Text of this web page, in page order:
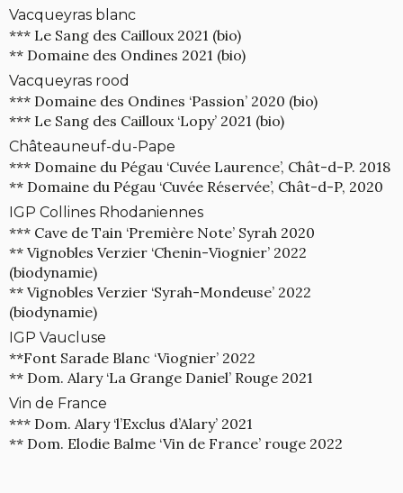
Vacqueyras blanc
*** Le Sang des Cailloux 2021 (bio)
** Domaine des Ondines 2021 (bio)
Vacqueyras rood
*** Domaine des Ondines ‘Passion’ 2020 (bio)
*** Le Sang des Cailloux ‘Lopy’ 2021 (bio)
Châteauneuf-du-Pape
*** Domaine du Pégau ‘Cuvée Laurence’, Chât-d-P. 2018
** Domaine du Pégau ‘Cuvée Réservée’, Chât-d-P, 2020
IGP Collines Rhodaniennes
*** Cave de Tain ‘Première Note’ Syrah 2020
** Vignobles Verzier ‘Chenin-Viognier’ 2022
(biodynamie)
** Vignobles Verzier ‘Syrah-Mondeuse’ 2022
(biodynamie)
IGP Vaucluse
**Font Sarade Blanc ‘Viognier’ 2022
** Dom. Alary ‘La Grange Daniel’ Rouge 2021
Vin de France
*** Dom. Alary ‘l’Exclus d’Alary’ 2021
** Dom. Elodie Balme ‘Vin de France’ rouge 2022